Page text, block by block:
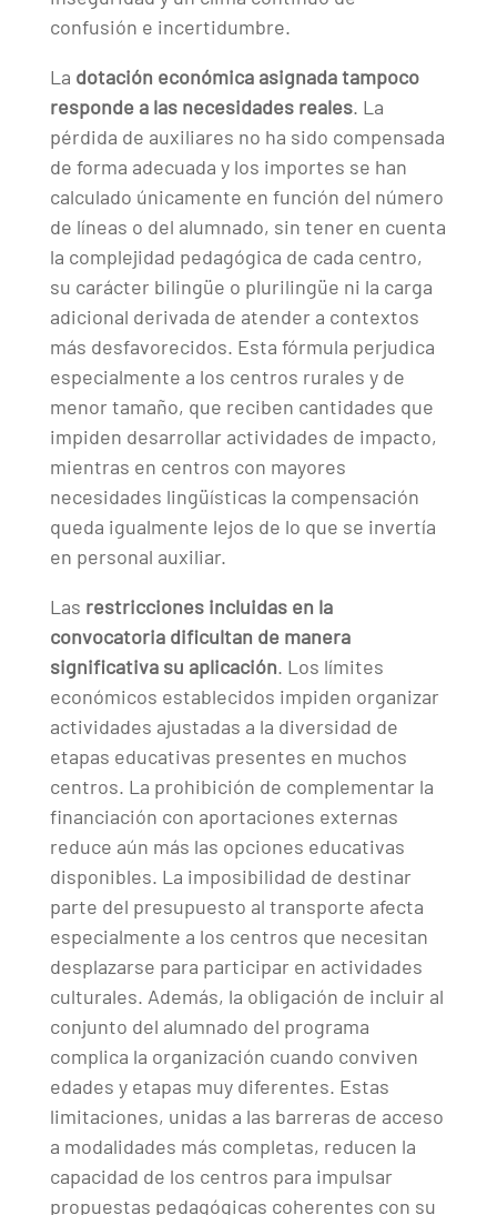
confusión e incertidumbre.
La dotación económica asignada tampoco
responde a las necesidades reales. La
pérdida de auxiliares no ha sido compensada
de forma adecuada y los importes se han
calculado únicamente en función del número
de líneas o del alumnado, sin tener en cuenta
la complejidad pedagógica de cada centro,
su carácter bilingüe o plurilingüe ni la carga
adicional derivada de atender a contextos
más desfavorecidos. Esta fórmula perjudica
especialmente a los centros rurales y de
menor tamaño, que reciben cantidades que
impiden desarrollar actividades de impacto,
mientras en centros con mayores
necesidades lingüísticas la compensación
queda igualmente lejos de lo que se invertía
en personal auxiliar.
Las restricciones incluidas en la
convocatoria dificultan de manera
significativa su aplicación. Los límites
económicos establecidos impiden organizar
actividades ajustadas a la diversidad de
etapas educativas presentes en muchos
centros. La prohibición de complementar la
financiación con aportaciones externas
reduce aún más las opciones educativas
disponibles. La imposibilidad de destinar
parte del presupuesto al transporte afecta
especialmente a los centros que necesitan
desplazarse para participar en actividades
culturales. Además, la obligación de incluir al
conjunto del alumnado del programa
complica la organización cuando conviven
edades y etapas muy diferentes. Estas
limitaciones, unidas a las barreras de acceso
a modalidades más completas, reducen la
capacidad de los centros para impulsar
propuestas pedagógicas coherentes con su